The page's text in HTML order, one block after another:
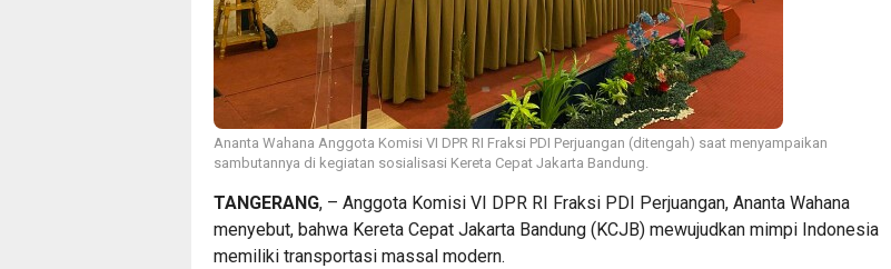
Ananta Wahana Anggota Komisi VI DPR RI Fraksi PDI Perjuangan (ditengah) saat menyampaikan
sambutannya di kegiatan sosialisasi Kereta Cepat Jakarta Bandung.
TANGERANG, – Anggota Komisi VI DPR RI Fraksi PDI Perjuangan, Ananta Wahana
menyebut, bahwa Kereta Cepat Jakarta Bandung (KCJB) mewujudkan mimpi Indonesia
memiliki transportasi massal modern.